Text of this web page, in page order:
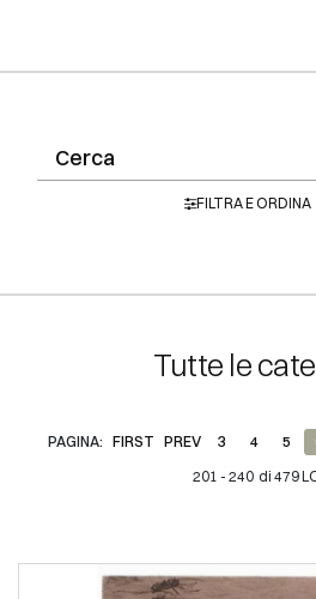
FILTRA E ORDINA
Tutte le
201 - 240 di 479
PAGINA: FIRST PREV 3 4 5